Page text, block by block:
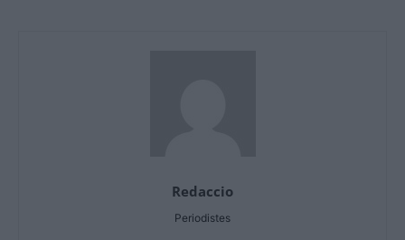
Redaccio
Periodistes